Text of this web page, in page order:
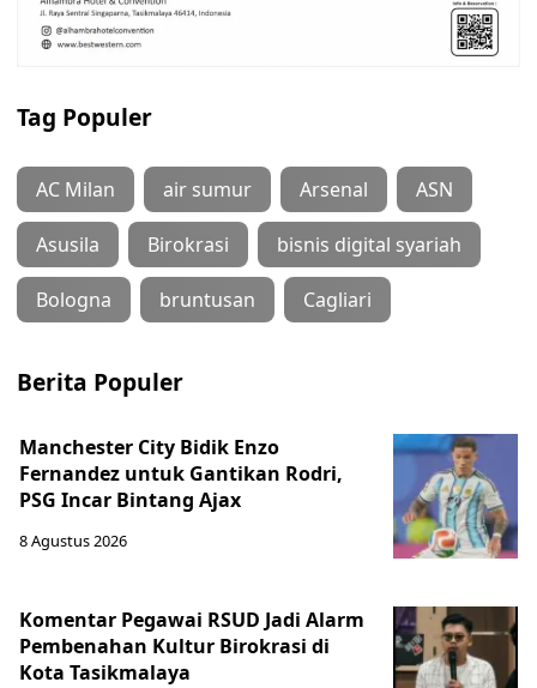
Tag Populer
AC Milan air sumur Arsenal ASN
Asusila Birokrasi bisnis digital syariah
Bologna bruntusan Cagliari
Berita Populer
Manchester City Bidik Enzo
Fernandez untuk Gantikan Rodri,
PSG Incar Bintang Ajax
8 Agustus 2026
Komentar Pegawai RSUD Jadi Alarm
Pembenahan Kultur Birokrasi di
Kota Tasikmalaya